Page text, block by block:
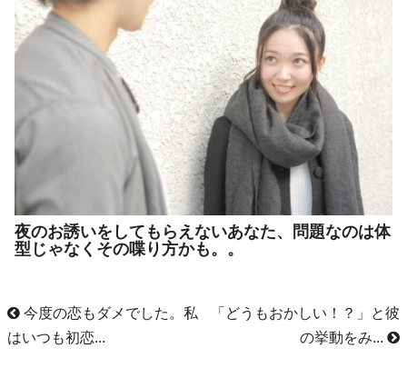
夜のお誘いをしてもらえないあなた、問題なのは体
型じゃなくその喋り方かも。。
今度の恋もダメでした。私
はいつも初恋...
「どうもおかしい！？」と彼
の挙動をみ...